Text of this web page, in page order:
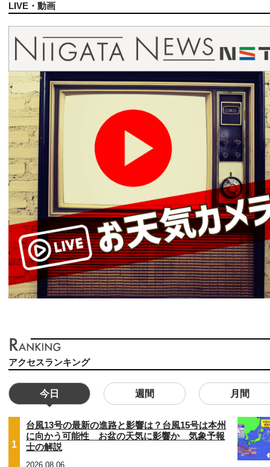
LIVE・動画
アクセスランキング
今日 週間 月間
1
台風13号の最新の進路と影響は？台風15号は本州
に向かう可能性 お盆の天気に影響か 気象予報
士の解説
2026.08.06